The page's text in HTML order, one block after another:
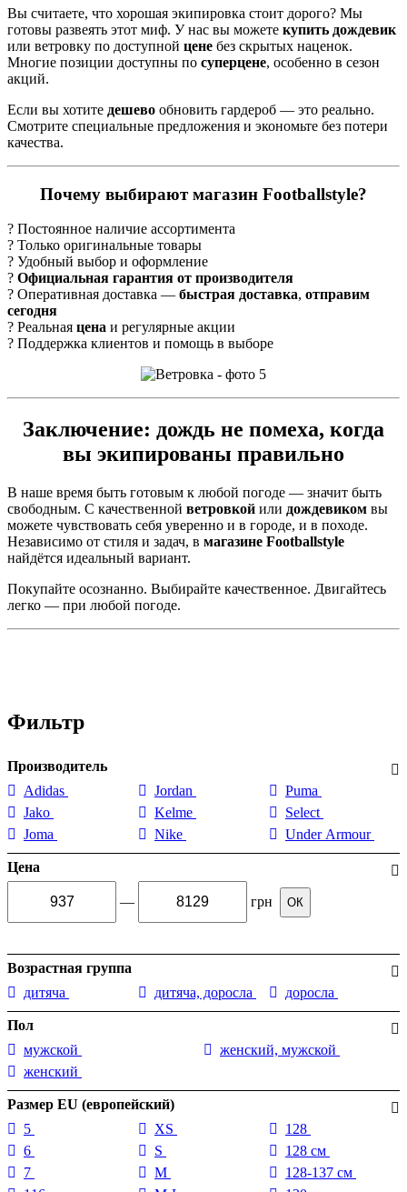
Вы считаете, что хорошая экипировка стоит дорого? Мы
готовы развеять этот миф. У нас вы можете купить дождевик
или ветровку по доступной цене без скрытых наценок.
Многие позиции доступны по суперцене, особенно в сезон
акций.
Если вы хотите дешево обновить гардероб — это реально.
Смотрите специальные предложения и экономьте без потери
качества.
Почему выбирают магазин Footballstyle?
? Постоянное наличие ассортимента
? Только оригинальные товары
? Удобный выбор и оформление
? Официальная гарантия от производителя
? Оперативная доставка — быстрая доставка, отправим
сегодня
? Реальная цена и регулярные акции
? Поддержка клиентов и помощь в выборе
Заключение: дождь не помеха, когда
вы экипированы правильно
В наше время быть готовым к любой погоде — значит быть
свободным. С качественной ветровкой или дождевиком вы
можете чувствовать себя уверенно и в городе, и в походе.
Независимо от стиля и задач, в магазине Footballstyle
найдётся идеальный вариант.
Покупайте осознанно. Выбирайте качественное. Двигайтесь
легко — при любой погоде.
Фильтр
Производитель
Adidas
Jako
Joma
Jordan
Kelme
Nike
Puma
Select
Under Armour
Цена
— грн ОК
Возрастная группа
дитяча
дитяча, доросла доросла
Пол
мужской
женский
женский, мужской
Размер EU (европейский)
5
6
7
XS
S
M
128
128 см
128-137 см